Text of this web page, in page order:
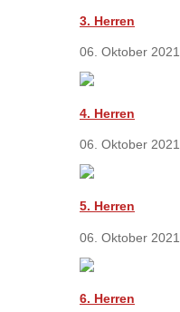
3. Herren
06. Oktober 2021
4. Herren
06. Oktober 2021
5. Herren
06. Oktober 2021
6. Herren